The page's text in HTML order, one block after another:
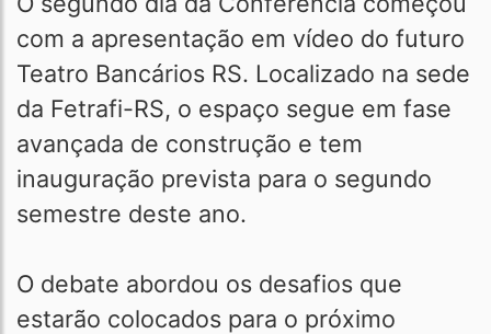
com a apresentação em vídeo do futuro
Teatro Bancários RS. Localizado na sede
da Fetrafi-RS, o espaço segue em fase
avançada de construção e tem
inauguração prevista para o segundo
semestre deste ano.
O debate abordou os desafios que
estarão colocados para o próximo